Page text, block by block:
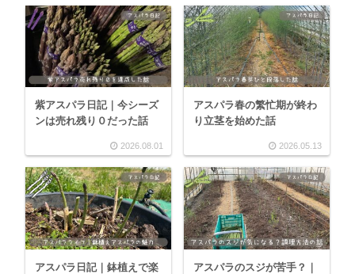
紫アスパラ日記｜今シーズ
ンは売れ残り０だった話
2026.08.01
アスパラ春の繁忙期が終わ
り立茎を始めた話
2026.05.13
アスパラ日記｜鉢植えで楽
アスパラのスジが苦手？｜